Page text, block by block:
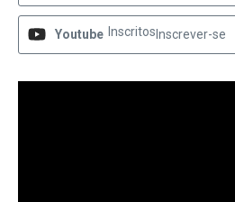
Youtube Inscritos Inscrever-se